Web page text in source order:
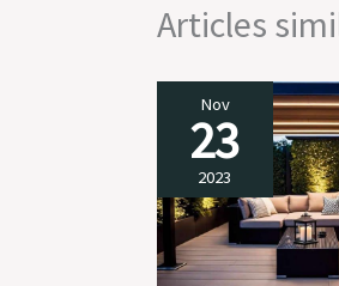
Articles
Nov
23
2023